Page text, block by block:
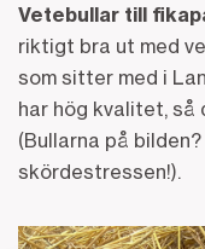
Vetebullar till
riktigt bra ut med
som sitter med i
har hög kvalitet, så
(Bullarna på
skördestressen!).